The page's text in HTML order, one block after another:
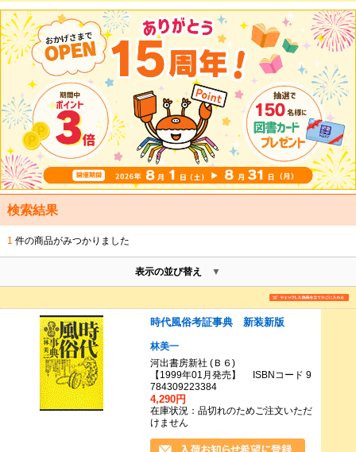
検索結果
1 件の商品がみつかりました
表示の並び替え
時代風俗考証事典 新装新版
林美一
河出書房新社 (Ｂ６)
【1999年01月発売】 ISBNコード 9
784309223384
4,290円
在庫状況：品切れのためご注文いただ
けません